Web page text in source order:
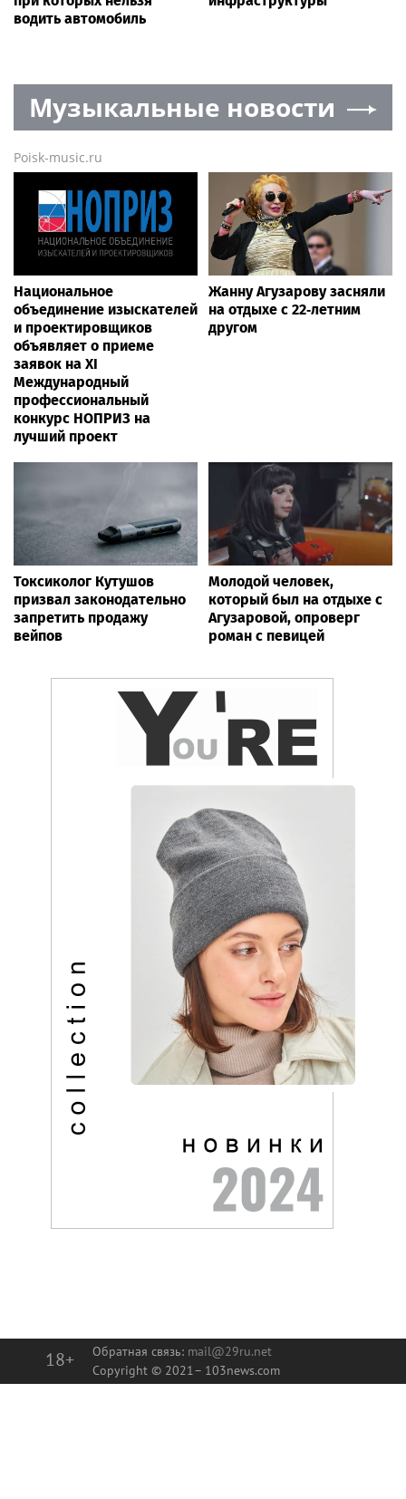
водить автомобиль
Музыкальные новости
Poisk-music.ru
Национальное
объединение изыскателей
и проектировщиков
объявляет о приеме
заявок на XI
Международный
профессиональный
конкурс НОПРИЗ на
лучший проект
Жанну Агузарову засняли
на отдыхе с 22‑летним
другом
Токсиколог Кутушов
призвал законодательно
запретить продажу
вейпов
Молодой человек,
который был на отдыхе с
Агузаровой, опроверг
роман с певицей
18+ Обратная связь: mail@29ru.net
Copyright © 2021– 103news.com